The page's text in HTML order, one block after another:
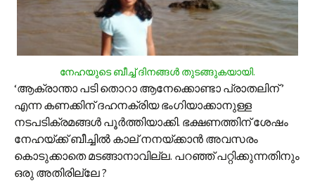
നേഹയുടെ ബീച്ച് ദിനങ്ങള്‍ തുടങ്ങുകയായി.
‘ആക്രാന്താ പടി തൊറാ ആനേക്കൊണ്ടാ പ്രാതലിന് ’
എന്ന കണക്കിന് ദഹനക്രിയ ഭംഗിയാക്കാനുള്ള
നടപടിക്രമങ്ങള്‍ പൂര്‍ത്തിയാക്കി. ഭക്ഷണത്തിന് ശേഷം
നേഹയ്ക്ക് ബീച്ചില്‍ കാല് നനയ്ക്കാന്‍ അവസരം
കൊടുക്കാതെ മടങ്ങാനാവില്ല. പറഞ്ഞ് പറ്റിക്കുന്നതിനും
ഒരു അതിരില്ലേ ?